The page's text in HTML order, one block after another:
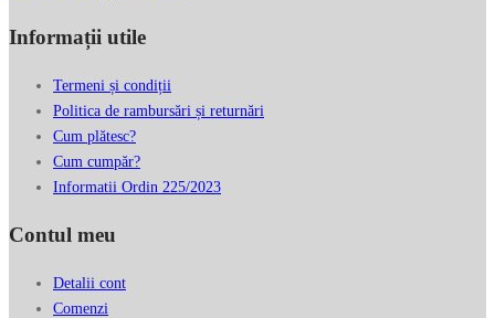
Informații utile
Termeni și condiții
Politica de rambursări și returnări
Cum plătesc?
Cum cumpăr?
Informatii Ordin 225/2023
Contul meu
Detalii cont
Comenzi